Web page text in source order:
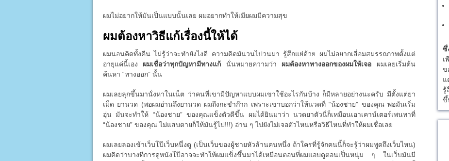
ผมไม่อยากให้มันเป็นแบบนั้นเลย ผมอยากทำให้เมียผมมีความสุข
ผมต้องหาวิธีแก้เรื่องนี้ให้ได้
ผมนอนคิดทั้งคืน ไม่รู้ว่าจะทำยังไงดี ความคิดมันวนไปวนมา รู้สึกแย่ด้วย ผมไม่อยากเสื่อมสมรรถภาพตั้งแต่
อายุแค่นี้เอง ผมเชื่อว่าทุกปัญหามีทางแก้ นั่นหมายความว่า ผมต้องหาทางออกของผมให้เจอ ผมเลยเริ่มต้น
ค้นหา “ทางออก” นั้น
ผมเลยลุกขึ้นมานั่งหาในเน็ต ว่าคนที่เขามีปัญหาแบบผมเขาใช้อะไรกันบ้าง ก็มีหลายอย่างนะครับ มีตั้งแต่ยา
เม็ด ยานวด (พอผมอ่านถึงยานวด ผมถึงกะขำก๊าก เพราะเขาบอกว่าให้นวดที่ “น้องชาย” ของคุณ พอมันเริ่ม
อุ่น มันจะทำให้ “น้องชาย” ของคุณแข็งตัวดีขึ้น ผมได้ยินมาว่า นวดยาตัวนี่ก็เหมือนเอาเคาน์เตอร์เพนทาที่
“น้องชาย” ของคุณ ไม่แสบตายก็ให้มันรู้ไป!!!) อ่าน ๆ ไปยังไม่เจอตัวไหนหรือวิธีไหนที่ทำให้ผมเชื่อเลย
ผมเลยลองเข้าเว็บโป๊เว็บหนึ่งดู (เป็นเว็บของผู้ชายหัวล้านคนหนึ่ง ถ้าใครที่รู้จักคนนี้ก็จะรู้ว่าผมพูดถึงเว็บไหน)
ผมคิดว่าบางทีการดูหนังโป๊อาจจะทำให้ผมแข็งขึ้นมาได้เหมือนตอนที่ผมแอบดูตอนเป็นหนุ่ม ๆ ในเว็บมันมี
ซึ่
เ
ข
แ
รู้
ขึ้